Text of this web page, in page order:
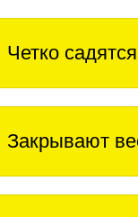
Четко
Закрывают